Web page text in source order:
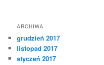
ARCHIWA
grudzień 2017
listopad 2017
styczeń 2017